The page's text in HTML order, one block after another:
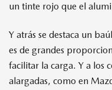
un tinte rojo que el
Y atrás se destaca un
es de grandes
facilitar la carga. Y a los
alargadas, como en